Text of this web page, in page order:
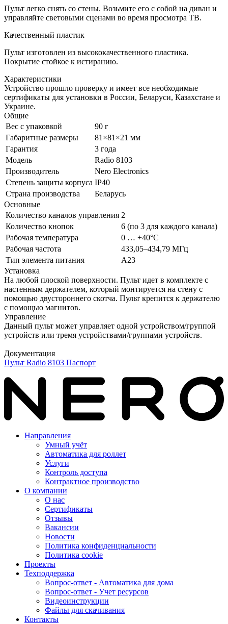
Пульт легко снять со стены. Возьмите его с собой на диван и
управляйте световыми сценами во время просмотра ТВ.
Качественный пластик
Пульт изготовлен из высококачественного пластика.
Покрытие стойкое к истиранию.
Характеристики
Устройство прошло проверку и имеет все необходимые
сертификаты для установки в России, Беларуси, Казахстане и
Украине.
Общие
Вес с упаковкой
90 г
Габаритные размеры
81×81×21 мм
Гарантия
3 года
Модель
Radio 8103
Производитель
Nero Electronics
Степень защиты корпуса IP40
Страна производства
Беларусь
Основные
Количество каналов управления 2
Количество кнопок
6 (по 3 для каждого канала)
Рабочая температура
0 … +40°C
Рабочая частота
433,05–434,79 МГц
Тип элемента питания
А23
Установка
На любой плоской поверхности. Пульт идет в комплекте с
настенным держателем, который монтируется на стену с
помощью двустороннего скотча. Пульт крепится к держателю
с помощью магнитов.
Управление
Данный пульт может управляет одной устройством/группой
устройств или тремя устройствами/группами устройств.
Документация
Пульт Radio 8103 Паспорт
Направления
Умный учёт
Автоматика для роллет
Услуги
Контроль доступа
Контрактное производство
О компании
О нас
Сертификаты
Отзывы
Вакансии
Новости
Политика конфиденциальности
Политика cookie
Проекты
Техподдержка
Вопрос-ответ - Автоматика для дома
Вопрос-ответ - Учет ресурсов
Видеоинструкции
Файлы для скачивания
Контакты